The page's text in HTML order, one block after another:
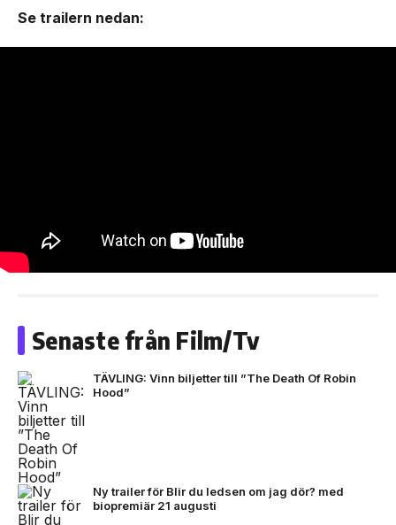
Se trailern nedan:
Senaste från Film/Tv
TÄVLING: Vinn biljetter till ”The Death Of Robin
Hood”
Ny trailer för Blir du ledsen om jag dör? med
biopremiär 21 augusti